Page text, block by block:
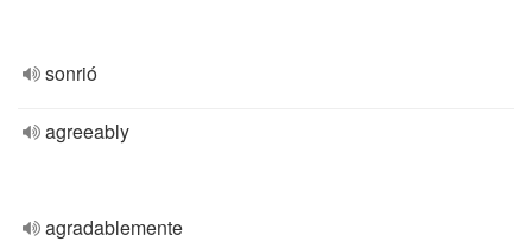
sonrió
agreeably
agradablemente